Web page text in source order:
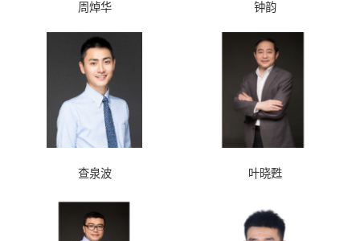
周焯华 钟韵
查泉波 叶晓甦